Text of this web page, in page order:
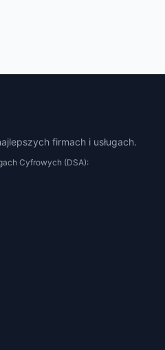
firmach i usługach.
Cyfrowych (DSA):